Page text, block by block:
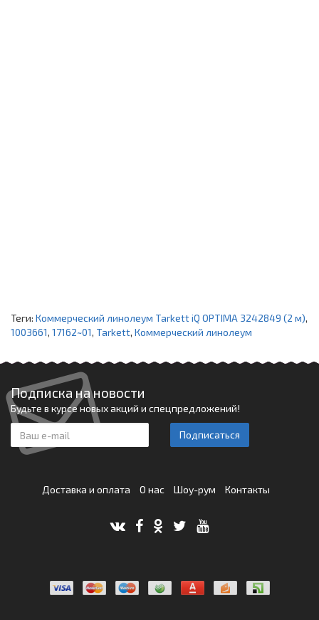
Теги: Коммерческий линолеум Tarkett iQ OPTIMA 3242849 (2 м),
1003661, 17162~01, Tarkett, Коммерческий линолеум
Подписка на новости
Будьте в курсе новых акций и спецпредложений!
Подписаться
Доставка и оплата О нас Шоу-рум Контакты